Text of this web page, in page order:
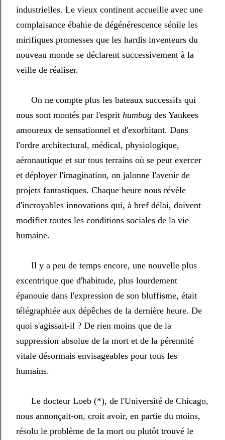
industrielles. Le vieux continent accueille avec une
complaisance ébahie de dégénérescence sénile les
mirifiques promesses que les hardis inventeurs du
nouveau monde se déclarent successivement à la
veille de réaliser.
On ne compte plus les bateaux successifs qui
nous sont montés par l'esprit humbug des Yankees
amoureux de sensationnel et d'exorbitant. Dans
l'ordre architectural, médical, physiologique,
aéronautique et sur tous terrains où se peut exercer
et déployer l'imagination, on jalonne l'avenir de
projets fantastiques. Chaque heure nous révèle
d'incroyables innovations qui, à bref délai, doivent
modifier toutes les conditions sociales de la vie
humaine.
Il y a peu de temps encore, une nouvelle plus
excentrique que d'habitude, plus lourdement
épanouie dans l'expression de son bluffisme, était
télégraphiée aux dépêches de la dernière heure. De
quoi s'agissait-il ? De rien moins que de la
suppression absolue de la mort et de la pérennité
vitale désormais envisageables pour tous les
humains.
Le docteur Loeb (*), de l'Université de Chicago,
nous annonçait-on, croit avoir, en partie du moins,
résolu le problème de la mort ou plutôt trouvé le